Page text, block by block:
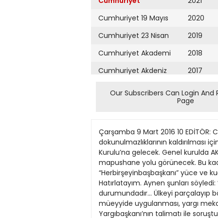
Cumhuriyet 19 Mayıs
Cumhuriyet 23 Nisan
Cumhuriyet Akademi
Cumhuriyet Akdeniz
Cumhuriyet Alışveriş
Cumhuriyet Ankara
Cumhuriyet Büyük
Taaruz
Cumhuriyet
Cumartesi
Cumhuriyet Çevre
2020
2019
2018
2017
2016
2015
2013
2012
2011
2010
2009
Our Subscribers Can Login And
Page
Çarşamba 9 Mart 2016 10 EDİTÖR: CAN DOKER haber Hilafet ve demokratik özerklik HDP eşbaşkanlarının ve bazı milletvekillerinin dokunulmazlıklarının kaldırılması için düğmeye basıldı. Fezlekeler Meclis Başkanlığı’na geldi. Oradan komisyona, oradan da Meclis Genel Kurulu’na gelecek. Genel kurulda AKP ve MHP milletvekillerinin oyları ile kabul edilecek ve HDP eşbaşkanlarına yargı yolu, oradan da mapushane yolu görünecek. Bu kadar kesin mi? Elbette. Cumhurbaşkanı, Yargıbaşkanı, Anayasabaşkanı, Saraybaşkanı yani kısaca “Herbirşeyinbaşbaşkanı” yüce ve kudretli Recep Tayyip Erdoğan iki ay önce, ocak ayının hemen başında ilan etti, unuttunuz mu? Hatırlatayım. Aynen şunları söyledi: “... İki eşbaşkanın yaptığı açıklamalar kesinlikle anayasa suçudur... Bunlar bedelini ödemek durumundadır... Ülkeyi parçalayıp bölmeye yönelik mesajları kabul etmemiz mümkün değil. Bunlara karşı gerekli cevabın verilmesi, müeyyide uygulanması, yargı mekanizmasının devreye girmesi suretiyle atılması gereken adımlar var...” Bu kadar açık ve net. Peki, Yargıbaşkanı’nın talimatı ile soruşturma başlatan savcılar HDP eşbaşkanlarını neyle suçluyorlar? O da kesin ve kısa: Demokratik özerklikle ilgili yaptıkları konuşmalarla terör örgütünün propagandasını yapmakla... Hımmmm... Demek bu ülkede demokratik özerkliğin geçerli olduğu yeni bir devlet yapısı öngörmek suç. Hem de milletvekili isen dokunulmazlığının kaldırılmasını gerektirecek kadar ciddi bir suç. Çünkü büyük hukuk bilgini Tayyip Erdoğan yukarıda alıntıladığım sözlerinde ne diyor: “Kesinlikle anayasa suçudur”. Yani sakın ola ki özyönetim istemeyin, demokratik özerkliği savunmayın. Fena halde yanarsınız... Buna karşılık Türkiye’nin yeniden hilafet rejimine dönmesini isteyebilir, bu amaçla kitlesel toplantılar düzenleyebilir, orada açık açık hilafet rejiminin propagandasını yapabilir, hilafet devleti için mücadele edeceğinizi ilan edebilirsiniz. Hiç korkmayın. Başınıza hiçbir şey gelmez. Nitekim 3 Mart’ta, Hilafet’in kaldırılışının 92’nci yıldönümünde, İstanbul’da Uluslararası Hilafet Sempozyumu düzenlendi. Toplantıyı düzenleyen Hizbut Tahrir örgütüydü ve Hizbut Tahrir Türkiye Vilayeti Medya Ofisi (Ne demekse artık) Başkanı Mahmut Kar, “Bu sempozyumun İkinci Raşidi Hilafet Devleti’nin kurulmasına ve hayırlara vesile olmasını Rabbimden temenni ediyorum” buyurdu. Hizbut Tahrir bununla da kalmadı, iki gün sonra bu defa Ankara’da bir “konferans” topladı. Hem de Atatürk Spor Salonu’nda. Mahmut Kar orada da konuştu. Ne mi dedi? Buyrun: “Ankara’nın bir cumhuriyet şehri olmadığını, aksine İslamla yoğrulmuş özbeöz bir Anadolu şehri olduğunu, cümle âleme gösteriyoruz. Bizler, burada dimdik ayaktayız. İslamın sancağını yeniden